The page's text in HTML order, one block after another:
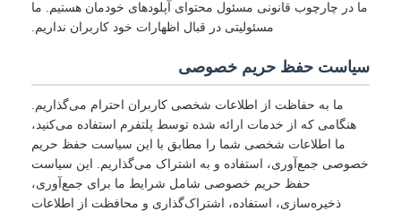
ما در چارچوب قانونی مسئول محتوای آپلودهای خودمان هستیم. ما
مسئولیتی در قبال اظهارات خود کاربران نداریم.
سیاست حفظ حریم خصوصی
ما به حفاظت از اطلاعات شخصی کاربران احترام می‌گذاریم.
هنگامی که از خدمات ارائه شده توسط پلتفرم استفاده می‌کنید،
ما اطلاعات شخصی شما را مطابق با این سیاست حفظ حریم
خصوصی جمع‌آوری، استفاده و به اشتراک می‌گذاریم. این سیاست
حفظ حریم خصوصی شامل شرایط ما برای جمع‌آوری،
ذخیره‌سازی، استفاده، اشتراک‌گذاری و محافظت از اطلاعات